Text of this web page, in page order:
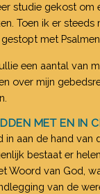
studie gekost om
Toen ik er steeds
met
een aantal van
over mijn
MET EN IN
in aan de hand van
bestaat er
Woord van God,
van de